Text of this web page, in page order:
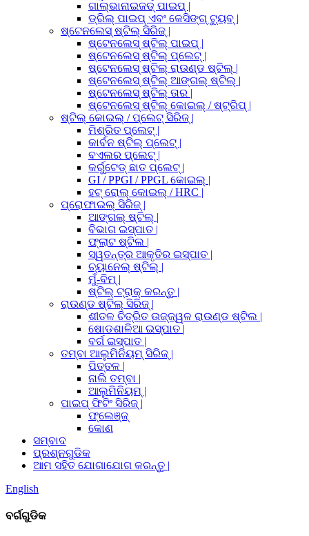
ଗାଲ୍ଭାନାଇଜଡ୍ ପାଇପ୍ |
ଡ୍ରିଲ୍ ପାଇପ୍ ଏବଂ କେସିଙ୍ଗ୍ ଟ୍ୟୁବ୍ |
ଷ୍ଟେନଲେସ୍ ଷ୍ଟିଲ୍ ସିରିଜ୍ |
ଷ୍ଟେନଲେସ୍ ଷ୍ଟିଲ୍ ପାଇପ୍ |
ଷ୍ଟେନଲେସ୍ ଷ୍ଟିଲ୍ ପ୍ଲେଟ୍ |
ଷ୍ଟେନଲେସ୍ ଷ୍ଟିଲ୍ ରାଉଣ୍ଡ ଷ୍ଟିଲ୍ |
ଷ୍ଟେନଲେସ୍ ଷ୍ଟିଲ୍ ଆଙ୍ଗଲ୍ ଷ୍ଟିଲ୍ |
ଷ୍ଟେନଲେସ୍ ଷ୍ଟିଲ୍ ତାର |
ଷ୍ଟେନଲେସ୍ ଷ୍ଟିଲ୍ କୋଇଲ୍ / ଷ୍ଟ୍ରିପ୍ |
ଷ୍ଟିଲ୍ କୋଇଲ୍ / ପ୍ଲେଟ୍ ସିରିଜ୍ |
ମିଶ୍ରିତ ପ୍ଲେଟ୍ |
କାର୍ବନ ଷ୍ଟିଲ୍ ପ୍ଲେଟ୍ |
ବଏଲର ପ୍ଲେଟ୍ |
କର୍ରୁଟେଡ୍ ଛାତ ପ୍ଲେଟ୍ |
GI / PPGI / PPGL କୋଇଲ୍ |
ହଟ୍ ରୋଲ୍ କୋଇଲ୍ / HRC |
ପ୍ରୋଫାଇଲ୍ ସିରିଜ୍ |
ଆଙ୍ଗଲ୍ ଷ୍ଟିଲ୍ |
ବିଭାଗ ଇସ୍ପାତ |
ଫ୍ଲାଟ ଷ୍ଟିଲ |
ସ୍ୱତନ୍ତ୍ର ଆକୃତିର ଇସ୍ପାତ |
ଚ୍ୟାନେଲ୍ ଷ୍ଟିଲ୍ |
ମୁଁ-ବିମ୍ |
ଷ୍ଟିଲ୍ ଟ୍ରାକ୍ କରନ୍ତୁ |
ରାଉଣ୍ଡ ଷ୍ଟିଲ୍ ସିରିଜ୍ |
ଶୀତଳ ଚିତ୍ରିତ ଉଜ୍ଜ୍ୱଳ ରାଉଣ୍ଡ ଷ୍ଟିଲ |
ଷୋଡଶାଳିଆ ଇସ୍ପାତ |
ବର୍ଗ ଇସ୍ପାତ |
ତମ୍ବା ଆଲୁମିନିୟମ୍ ସିରିଜ୍ |
ପିତ୍ତଳ |
ନାଲି ତମ୍ବା |
ଆଲୁମିନିୟମ୍ |
ପାଇପ୍ ଫିଟିଂ ସିରିଜ୍ |
ଫ୍ଲେଞ୍ଜ୍
କୋଣ
ସମ୍ବାଦ
ପ୍ରଶ୍ନଗୁଡିକ
ଆମ ସହିତ ଯୋଗାଯୋଗ କରନ୍ତୁ |
English
ବର୍ଗଗୁଡିକ